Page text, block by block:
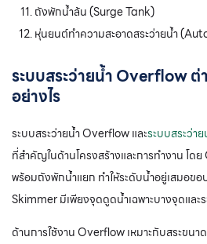
ถังพักน้ำล้น (Surge Tank)
หุ่นยนต์ทำความสะอาดสระว่ายน้ำ
ระบบสระว่ายน้ำ Overflowต่
อย่างไร
ระบบสระว่ายน้ำ Overflow และระบบสระว่า
ที่สำคัญในด้านโครงสร้างและการทำงาน โด
พร้อมถังพักน้ำแยก ทำให้ระดับน้ำอยู่เสมอขอ
Skimmer มีเพียงจุดดูดน้ำเฉพาะบางจุดและ
ด้านการใช้งาน Overflow เหมาะกับสระขน